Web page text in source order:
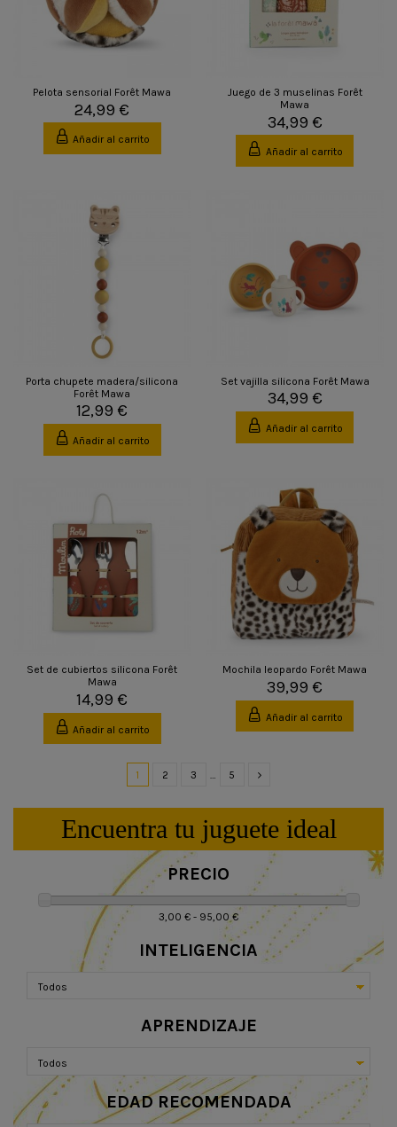
Pelota sensorial Forêt Mawa
24,99 €
Añadir al carrito
Juego de 3 muselinas Forêt
Mawa
34,99 €
Añadir al carrito
Porta chupete madera/silicona
Forêt Mawa
12,99 €
Añadir al carrito
Set vajilla silicona Forêt Mawa
34,99 €
Añadir al carrito
Set de cubiertos silicona Forêt
Mawa
14,99 €
Añadir al carrito
Mochila leopardo Forêt Mawa
39,99 €
Añadir al carrito
1 2 3 5
Encuentra tu juguete ideal
PRECIO
3,00 € - 95,00 €
INTELIGENCIA
APRENDIZAJE
EDAD RECOMENDADA